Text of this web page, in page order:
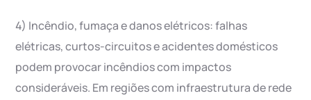
4) Incêndio, fumaça e danos elétricos: falhas
elétricas, curtos-circuitos e acidentes domésticos
podem provocar incêndios com impactos
consideráveis. Em regiões com infraestrutura de rede